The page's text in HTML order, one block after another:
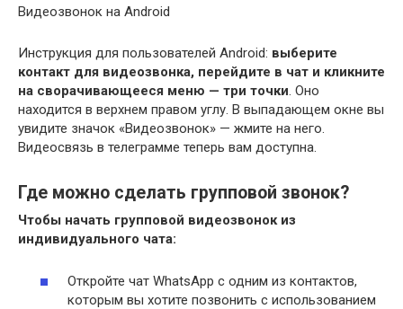
Видеозвонок на Android
Инструкция для пользователей Android: выберите
контакт для видеозвонка, перейдите в чат и кликните
на сворачивающееся меню — три точки. Оно
находится в верхнем правом углу. В выпадающем окне вы
увидите значок «Видеозвонок» — жмите на него.
Видеосвязь в телеграмме теперь вам доступна.
Где можно сделать групповой звонок?
Чтобы начать групповой видеозвонокиз
индивидуального чата:
Откройте чат WhatsApp с одним из контактов,
которым вы хотите позвонить с использованием